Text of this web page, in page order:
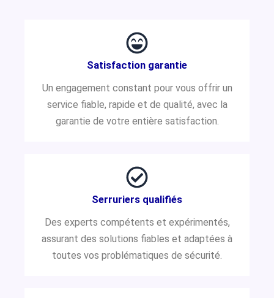
Satisfaction garantie
Un engagement constant pour vous offrir un
service fiable, rapide et de qualité, avec la
garantie de votre entière satisfaction.
Serruriers qualifiés
Des experts compétents et expérimentés,
assurant des solutions fiables et adaptées à
toutes vos problématiques de sécurité.